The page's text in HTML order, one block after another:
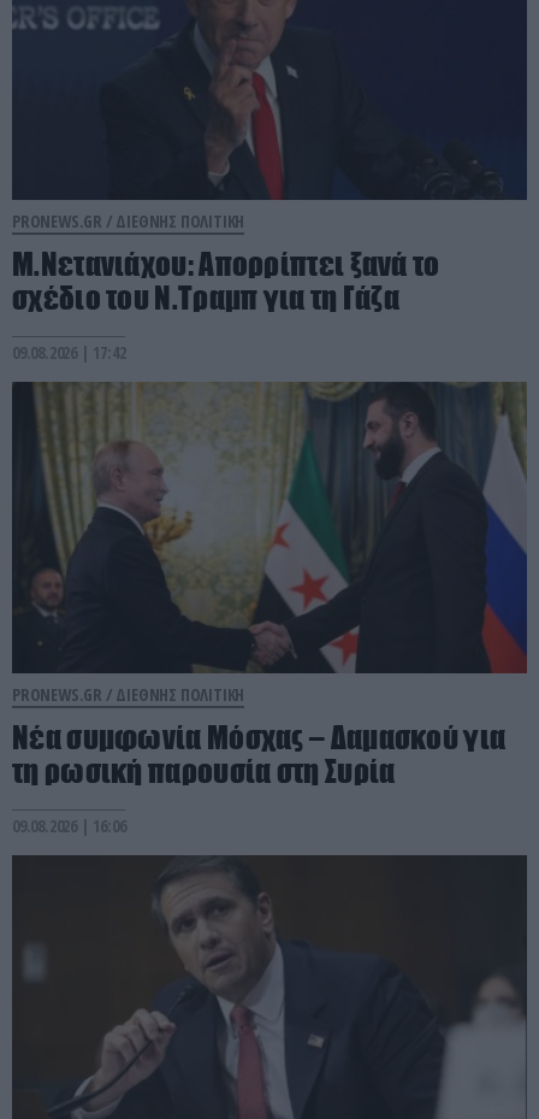
PRONEWS.GR / ΔΙΕΘΝΗΣ ΠΟΛΙΤΙΚΗ
Μ.Νετανιάχου: Απορρίπτει ξανά το
σχέδιο του Ν.Τραμπ για τη Γάζα
09.08.2026 | 17:42
PRONEWS.GR / ΔΙΕΘΝΗΣ ΠΟΛΙΤΙΚΗ
Νέα συμφωνία Μόσχας – Δαμασκού για
τη ρωσική παρουσία στη Συρία
09.08.2026 | 16:06